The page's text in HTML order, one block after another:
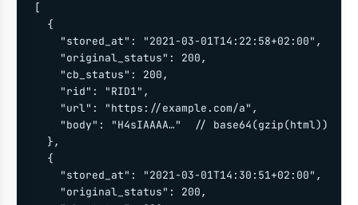
[
  {
    "stored_at": "2021-03-01T14:22:58+02:00",
    "original_status": 200,
    "cb_status": 200,
    "rid": "RID1",
    "url": "https://example.com/a",
    "body": "H4sIAAAA…"  // base64(gzip(html))
  },
  {
    "stored_at": "2021-03-01T14:30:51+02:00",
    "original_status": 200,